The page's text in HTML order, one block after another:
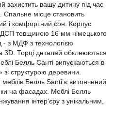
захистить вашу дитину під час
Спальне місце становить
і комфортний сон. Корпус
ДСП товщиною 16 мм німецького
з МДФ з технологією
Торці деталей обклеюються
Белль Санті випускаються в
структурою деревини.
Белль Santi є витончений
на фасадах. Меблі Белль
інтер'єру з унікальним,